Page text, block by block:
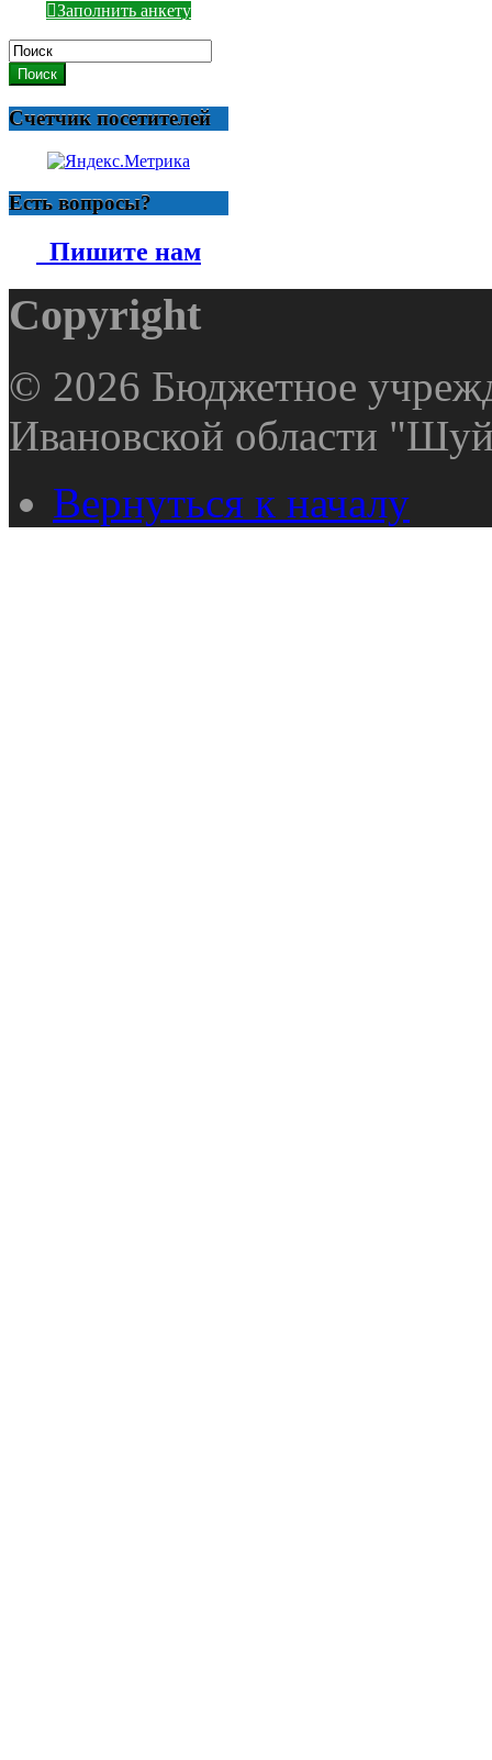
Заполнить анкету
Поиск
Счетчик посетителей
Есть вопросы?
Пишите нам
Copyright
© 2026 Бюджетное
Ивановской области
Вернуться к началу